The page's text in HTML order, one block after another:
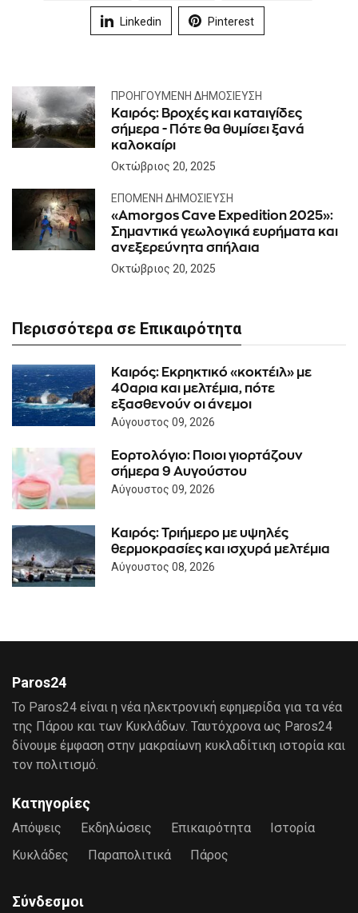
Linkedin Pinterest
ΠΡΟΗΓΟΎΜΕΝΗ ΔΗΜΟΣΊΕΥΣΗ
Καιρός: Βροχές και καταιγίδες
σήμερα - Πότε θα θυμίσει ξανά
καλοκαίρι
Οκτώβριος 20, 2025
ΕΠΌΜΕΝΗ ΔΗΜΟΣΊΕΥΣΗ
«Amorgos Cave Expedition 2025»:
Σημαντικά γεωλογικά ευρήματα και
ανεξερεύνητα σπήλαια
Οκτώβριος 20, 2025
Περισσότερα σε Επικαιρότητα
Καιρός: Eκρηκτικό «κοκτέιλ» με
40αρια και μελτέμια, πότε
εξασθενούν οι άνεμοι
Αύγουστος 09, 2026
Εορτολόγιο: Ποιοι γιορτάζουν
σήμερα 9 Αυγούστου
Αύγουστος 09, 2026
Καιρός: Τριήμερο με υψηλές
θερμοκρασίες και ισχυρά μελτέμια
Αύγουστος 08, 2026
Paros24
Το Paros24 είναι η νέα ηλεκτρονική εφημερίδα για τα νέα
της Πάρου και των Κυκλάδων. Ταυτόχρονα ως Paros24
δίνουμε έμφαση στην μακραίωνη κυκλαδίτικη ιστορία και
τον πολιτισμό.
Κατηγορίες
Απόψεις Εκδηλώσεις Επικαιρότητα
Ιστορία
Κυκλάδες
Παραπολιτικά Πάρος
Σύνδεσμοι